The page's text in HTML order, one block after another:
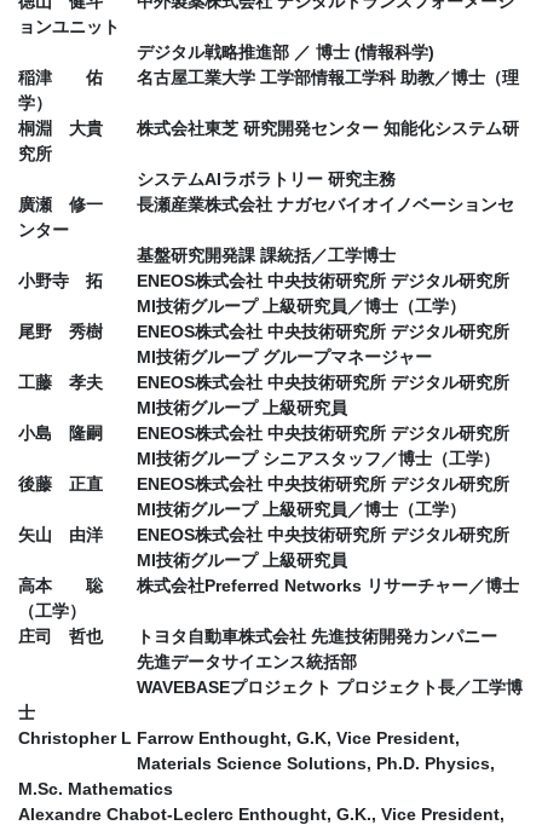
ョンユニット
デジタル戦略推進部 ／ 博士 (情報科学)
稲津 佑 名古屋工業大学 工学部情報工学科 助教／博士（理
学）
桐淵 大貴 株式会社東芝 研究開発センター 知能化システム研
究所
システムAIラボラトリー 研究主務
廣瀬 修一 長瀬産業株式会社 ナガセバイオイノベーションセ
ンター
基盤研究開発課 課統括／工学博士
小野寺 拓 ENEOS株式会社 中央技術研究所 デジタル研究所
MI技術グループ 上級研究員／博士（工学）
尾野 秀樹 ENEOS株式会社 中央技術研究所 デジタル研究所
MI技術グループ グループマネージャー
工藤 孝夫 ENEOS株式会社 中央技術研究所 デジタル研究所
MI技術グループ 上級研究員
小島 隆嗣 ENEOS株式会社 中央技術研究所 デジタル研究所
MI技術グループ シニアスタッフ／博士（工学）
後藤 正直 ENEOS株式会社 中央技術研究所 デジタル研究所
MI技術グループ 上級研究員／博士（工学）
矢山 由洋 ENEOS株式会社 中央技術研究所 デジタル研究所
MI技術グループ 上級研究員
高本 聡 株式会社Preferred Networks リサーチャー／博士
（工学）
庄司 哲也 トヨタ自動車株式会社 先進技術開発カンパニー
先進データサイエンス統括部
WAVEBASEプロジェクト プロジェクト長／工学博
士
Christopher L Farrow Enthought, G.K, Vice President,
Materials Science Solutions, Ph.D. Physics,
M.Sc. Mathematics
Alexandre Chabot-Leclerc Enthought, G.K., Vice President,